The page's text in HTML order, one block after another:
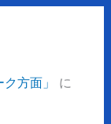
方面」
に